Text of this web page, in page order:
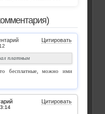
Цитировать
платным
бесплатные, можно ими
Цитировать